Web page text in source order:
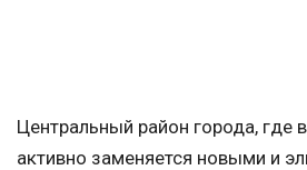
Центральный район города, где
активно заменяется новыми и